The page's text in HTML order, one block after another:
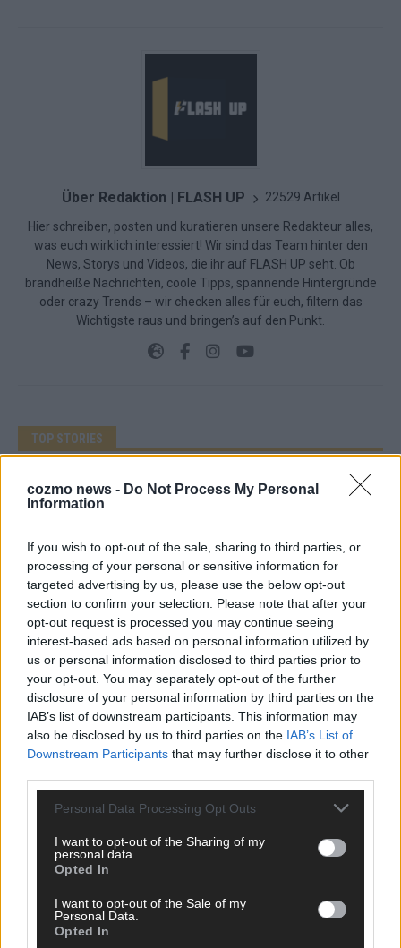
cozmo news - Do Not Process My Personal
Information
If you wish to opt-out of the sale, sharing to third parties, or
processing of your personal or sensitive information for
targeted advertising by us, please use the below opt-out
section to confirm your selection. Please note that after your
opt-out request is processed you may continue seeing
interest-based ads based on personal information utilized by
us or personal information disclosed to third parties prior to
your opt-out. You may separately opt-out of the further
disclosure of your personal information by third parties on the
IAB’s list of downstream participants. This information may
also be disclosed by us to third parties on the IAB’s List of
Downstream Participants that may further disclose it to other
Personal Data Processing Opt Outs
I want to opt-out of the Sharing of my
personal data.
Opted In
I want to opt-out of the Sale of my
Personal Data.
Opted In
Über Redaktion | FLASH UP 22529 Artikel
Hier schreiben, posten und kuratieren unsere Redakteur alles,
was euch wirklich interessiert! Wir sind das Team hinter den
News, Storys und Videos, die ihr auf FLASH UP seht. Ob
brandheiße Nachrichten, coole Tipps, spannende Hintergründe
oder crazy Trends – wir checken alles für euch, filtern das
Wichtigste raus und bringen’s auf den Punkt.
TOP STORIES
Monaco, Sallys Café, Westernbrauerei – der
Europa-Park 2026 macht vieles neu
Juni 2026